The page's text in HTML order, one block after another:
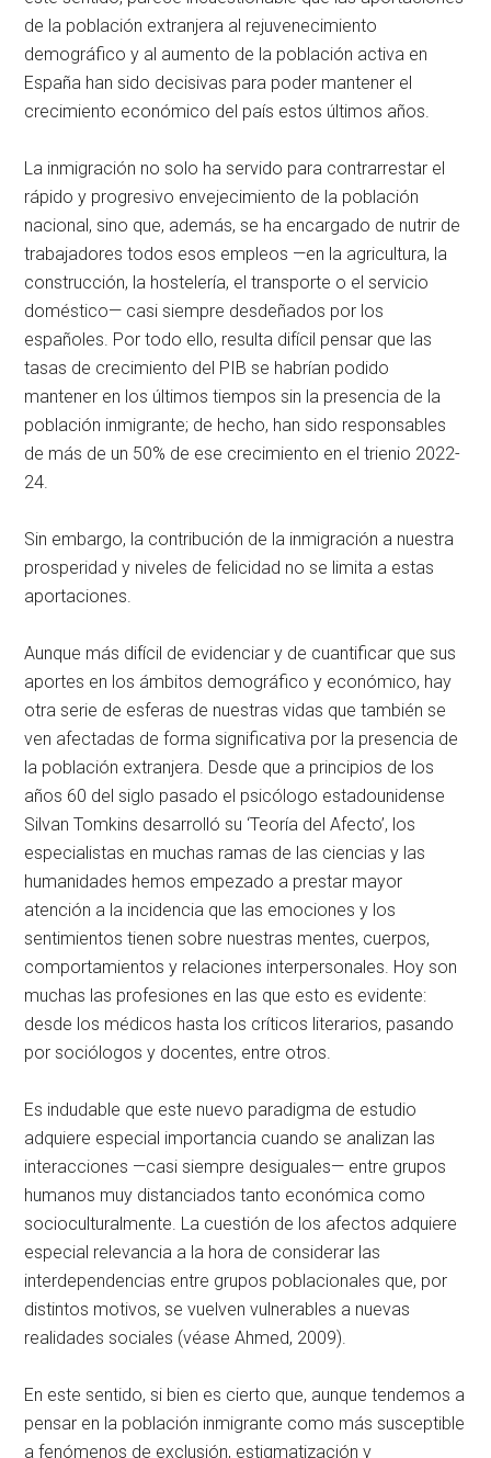
de la población extranjera al rejuvenecimiento
demográfico y al aumento de la población activa en
España han sido decisivas para poder mantener el
crecimiento económico del país estos últimos años.
La inmigración no solo ha servido para contrarrestar el
rápido y progresivo envejecimiento de la población
nacional, sino que, además, se ha encargado de nutrir de
trabajadores todos esos empleos —en la agricultura, la
construcción, la hostelería, el transporte o el servicio
doméstico— casi siempre desdeñados por los
españoles. Por todo ello, resulta difícil pensar que las
tasas de crecimiento del PIB se habrían podido
mantener en los últimos tiempos sin la presencia de la
población inmigrante; de hecho, han sido responsables
de más de un 50% de ese crecimiento en el trienio 2022-
24.
Sin embargo, la contribución de la inmigración a nuestra
prosperidad y niveles de felicidad no se limita a estas
aportaciones.
Aunque más difícil de evidenciar y de cuantificar que sus
aportes en los ámbitos demográfico y económico, hay
otra serie de esferas de nuestras vidas que también se
ven afectadas de forma significativa por la presencia de
la población extranjera. Desde que a principios de los
años 60 del siglo pasado el psicólogo estadounidense
Silvan Tomkins desarrolló su ‘Teoría del Afecto’, los
especialistas en muchas ramas de las ciencias y las
humanidades hemos empezado a prestar mayor
atención a la incidencia que las emociones y los
sentimientos tienen sobre nuestras mentes, cuerpos,
comportamientos y relaciones interpersonales. Hoy son
muchas las profesiones en las que esto es evidente:
desde los médicos hasta los críticos literarios, pasando
por sociólogos y docentes, entre otros.
Es indudable que este nuevo paradigma de estudio
adquiere especial importancia cuando se analizan las
interacciones —casi siempre desiguales— entre grupos
humanos muy distanciados tanto económica como
socioculturalmente. La cuestión de los afectos adquiere
especial relevancia a la hora de considerar las
interdependencias entre grupos poblacionales que, por
distintos motivos, se vuelven vulnerables a nuevas
realidades sociales (véase Ahmed, 2009).
En este sentido, si bien es cierto que, aunque tendemos a
pensar en la población inmigrante como más susceptible
a fenómenos de exclusión, estigmatización y